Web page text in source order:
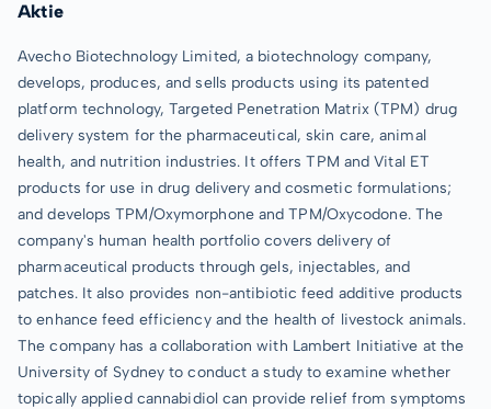
Aktie
Avecho Biotechnology Limited, a biotechnology company,
develops, produces, and sells products using its patented
platform technology, Targeted Penetration Matrix (TPM) drug
delivery system for the pharmaceutical, skin care, animal
health, and nutrition industries. It offers TPM and Vital ET
products for use in drug delivery and cosmetic formulations;
and develops TPM/Oxymorphone and TPM/Oxycodone. The
company's human health portfolio covers delivery of
pharmaceutical products through gels, injectables, and
patches. It also provides non-antibiotic feed additive products
to enhance feed efficiency and the health of livestock animals.
The company has a collaboration with Lambert Initiative at the
University of Sydney to conduct a study to examine whether
topically applied cannabidiol can provide relief from symptoms